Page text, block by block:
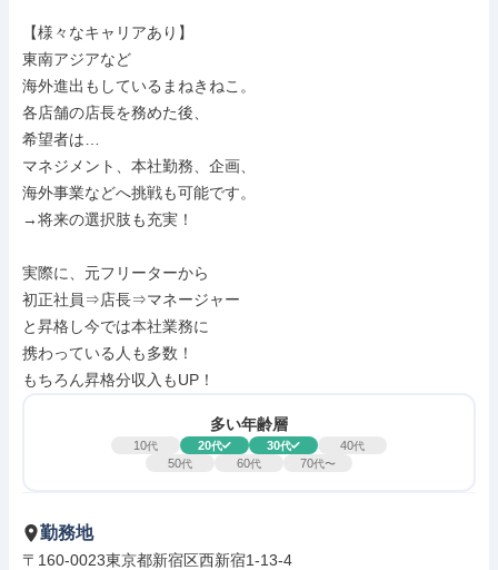
【様々なキャリアあり】
東南アジアなど
海外進出もしているまねきねこ。
各店舗の店長を務めた後、
希望者は…
マネジメント、本社勤務、企画、
海外事業などへ挑戦も可能です。
→将来の選択肢も充実！
実際に、元フリーターから
初正社員⇒店長⇒マネージャー
と昇格し今では本社業務に
携わっている人も多数！
もちろん昇格分収入もUP！
多い年齢層
10代 20代 30代 40代
50代 60代 70代〜
勤務地
〒160-0023東京都新宿区西新宿1-13-4